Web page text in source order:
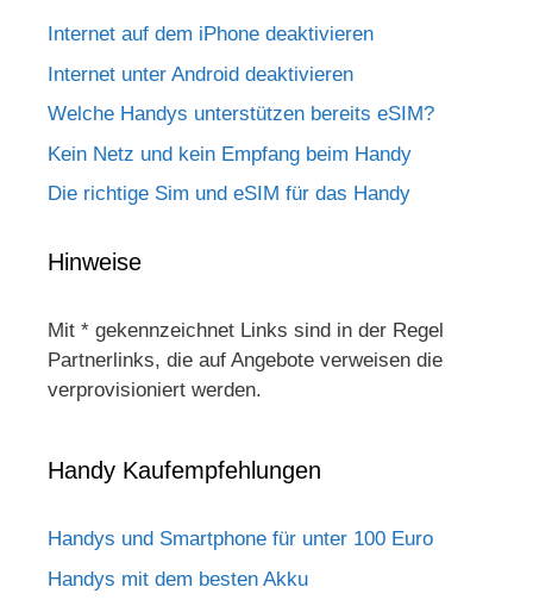
Internet auf dem iPhone deaktivieren
Internet unter Android deaktivieren
Welche Handys unterstützen bereits eSIM?
Kein Netz und kein Empfang beim Handy
Die richtige Sim und eSIM für das Handy
Hinweise
Mit * gekennzeichnet Links sind in der Regel
Partnerlinks, die auf Angebote verweisen die
verprovisioniert werden.
Handy Kaufempfehlungen
Handys und Smartphone für unter 100 Euro
Handys mit dem besten Akku